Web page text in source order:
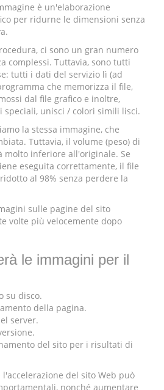
è un'elaborazione
per ridurne le dimensioni senza
ci sono un gran numero
complessi. Tuttavia, sono tutti
tutti i dati del servizio lì (ad
che memorizza il file,
dal file grafico e inoltre,
speciali, unisci / colori simili lisci.
la stessa immagine, che
Tuttavia, il volume (peso) di
molto inferiore all'originale. Se
eseguita correttamente, il file
al 98% senza perdere la
sulle pagine del sito
volte più velocemente dopo
le immagini per il
su disco.
della pagina.
server.
del sito per i risultati di
del sito Web può
nonché aumentare